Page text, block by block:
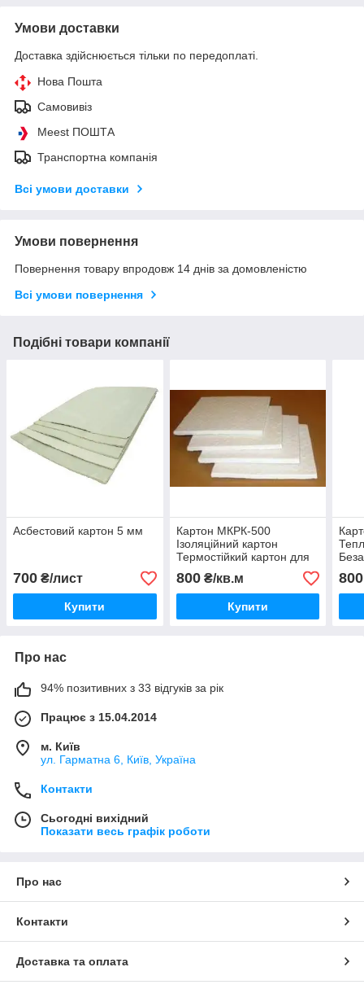
Умови доставки
Доставка здійснюється тільки по передоплаті.
Нова Пошта
Самовивіз
Meest ПОШТА
Транспортна компанія
Всі умови доставки
Умови повернення
Повернення товару впродовж 14 днів за домовленістю
Всі умови повернення
Подібні товари компанії
Асбестовий картон 5 мм
700 ₴/лист
Купити
Картон МКРК-500
Ізоляційний картон
Термостійкий картон для
кладки печей Формований
вогнетривкий картон
800₴/кв.м
Купити
800
Про нас
94% позитивних з 33 відгуків за рік
Працює з 15.04.2014
м. Київ
ул. Гарматна 6, Київ, Україна
Контакти
Сьогодні вихідний
Показати весь графік роботи
Про нас
Контакти
Доставка та оплата